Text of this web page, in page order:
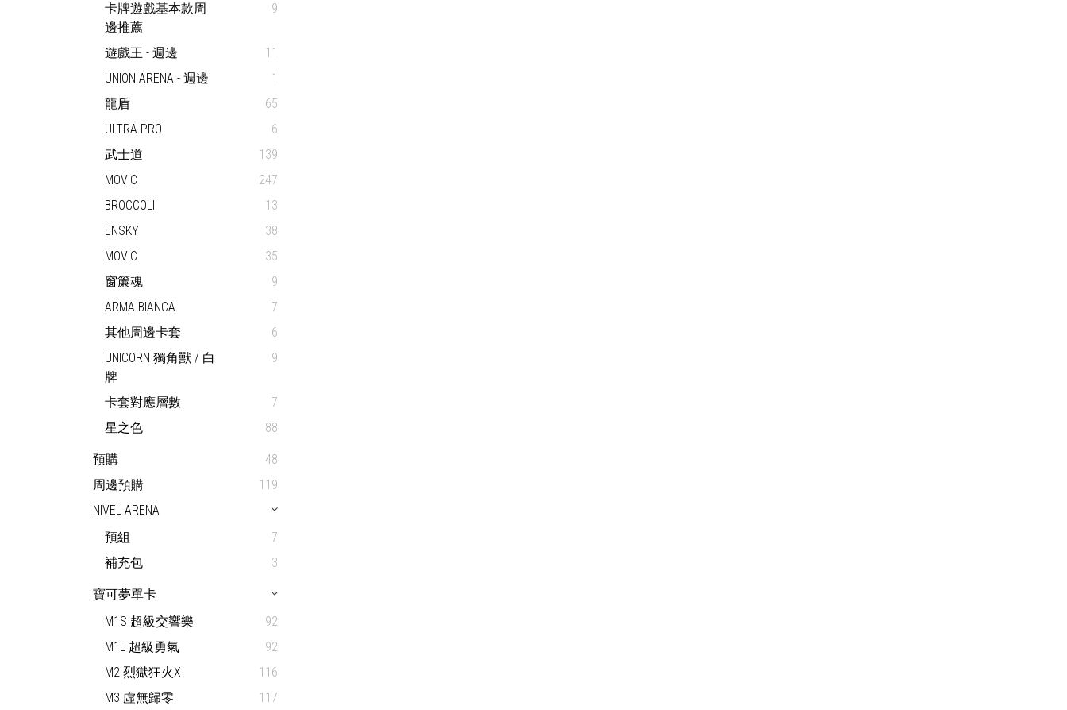
卡牌遊戲基本款周
邊推薦
9
遊戲王 - 週邊
11
UNION ARENA - 週邊
1
龍盾
65
ULTRA PRO
6
武士道
139
MOVIC
247
BROCCOLI
13
ENSKY
38
MOVIC
35
窗簾魂
9
ARMA BIANCA
7
其他周邊卡套
6
UNICORN 獨角獸 / 白
牌
9
卡套對應層數
7
星之色
88
預購
48
周邊預購
119
NIVEL ARENA
預組
7
補充包
3
寶可夢單卡
M1S 超級交響樂
92
M1L 超級勇氣
92
M2 烈獄狂火X
116
M3 虛無歸零
117